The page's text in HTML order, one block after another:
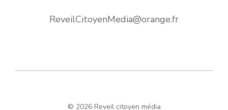
ReveilCitoyenMedia@orange.fr
© 2026 Reveil citoyen média